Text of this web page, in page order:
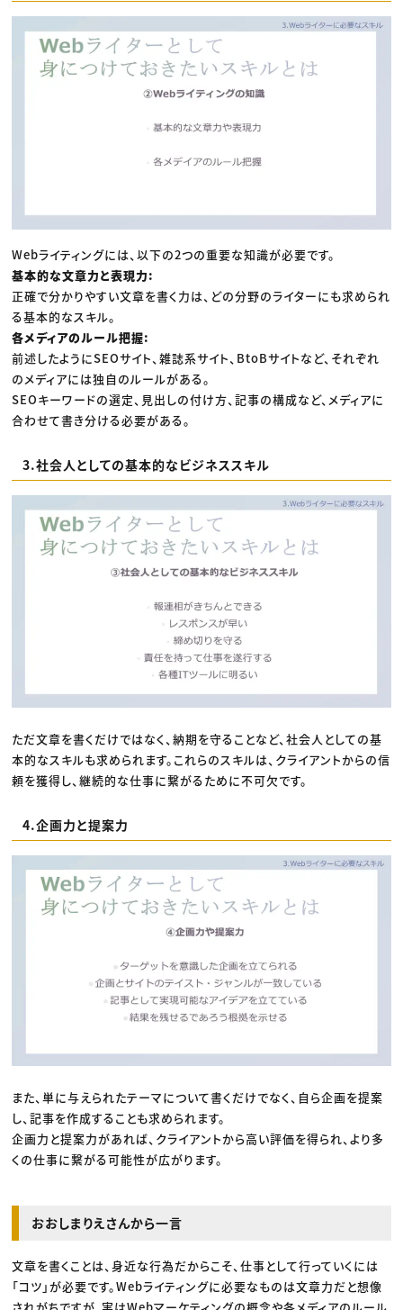
Webライティングには、以下の2つの重要な知識が必要です。
基本的な文章力と表現力:
正確で分かりやすい文章を書く力は、どの分野のライターにも求められ
る基本的なスキル。
各メディアのルール把握:
前述したようにSEOサイト、雑誌系サイト、BtoBサイトなど、それぞれ
のメディアには独自のルールがある。
SEOキーワードの選定、見出しの付け方、記事の構成など、メディアに
合わせて書き分ける必要がある。
3.社会人としての基本的なビジネススキル
ただ文章を書くだけではなく、納期を守ることなど、社会人としての基
本的なスキルも求められます。これらのスキルは、クライアントからの信
頼を獲得し、継続的な仕事に繋がるために不可欠です。
4.企画力と提案力
また、単に与えられたテーマについて書くだけでなく、自ら企画を提案
し、記事を作成することも求められます。
企画力と提案力があれば、クライアントから高い評価を得られ、より多
くの仕事に繋がる可能性が広がります。
おおしまりえさんから一言
文章を書くことは、身近な行為だからこそ、仕事として行っていくには
「コツ」が必要です。Webライティングに必要なものは文章力だと想像